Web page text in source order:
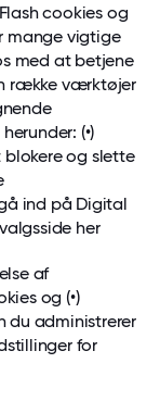
cookies og
mange vigtige
med at betjene
række værktøjer
(•)
og slette
ind på Digital
her
af
og (•)
du administrerer
for